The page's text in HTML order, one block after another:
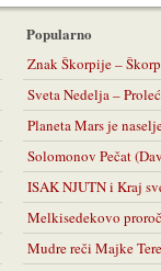
Popularno
Znak Škorpije –
Sveta Nedelja –
Planeta Mars je
Solomonov Pečat
ISAK NJUTN i Kraj
Melkisedekovo
Mudre reči Majke